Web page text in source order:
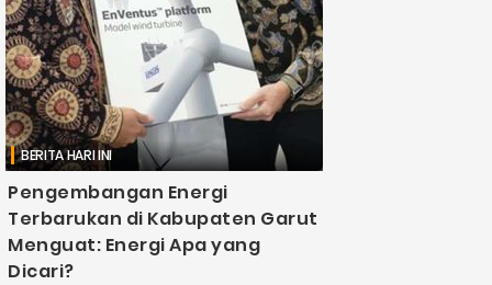
BERITA HARI INI
Pengembangan Energi
Terbarukan di Kabupaten Garut
Menguat: Energi Apa yang
Dicari?